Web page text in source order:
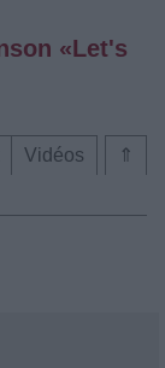
«Let's
⇑
Vidéos